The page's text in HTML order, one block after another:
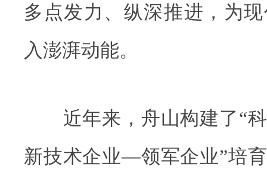
多点发力、纵深推进，为
入澎湃动能。
近年来，舟山构建了“
新技术企业—领军企业”培